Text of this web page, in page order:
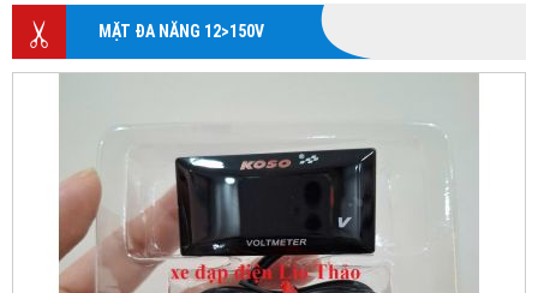
MẶT ĐA NĂNG 12>150V